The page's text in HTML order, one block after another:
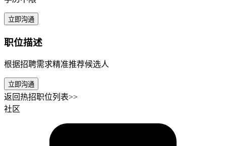
立即沟通
职位描述
根据招聘需求精准推荐候选人
立即沟通
返回热招职位列表>>
社区